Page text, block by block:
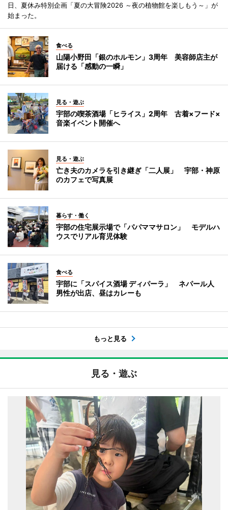
日、夏休み特別企画「夏の大冒険2026 ～夜の植物館を楽しもう～」が
始まった。
食べる
山陽小野田「銀のホルモン」3周年 美容師店主が
届ける「感動の一瞬」
見る・遊ぶ
宇部の喫茶酒場「ヒライス」2周年 古着×フード×
音楽イベント開催へ
見る・遊ぶ
亡き夫のカメラを引き継ぎ「二人展」 宇部・神原
のカフェで写真展
暮らす・働く
宇部の住宅展示場で「パパママサロン」 モデルハ
ウスでリアル育児体験
食べる
宇部に「スパイス酒場 ディパーラ」 ネパール人
男性が出店、昼はカレーも
もっと見る
見る・遊ぶ